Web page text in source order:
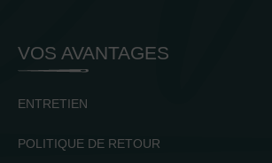
VOS AVANTAGES
ENTRETIEN
POLITIQUE DE RETOUR